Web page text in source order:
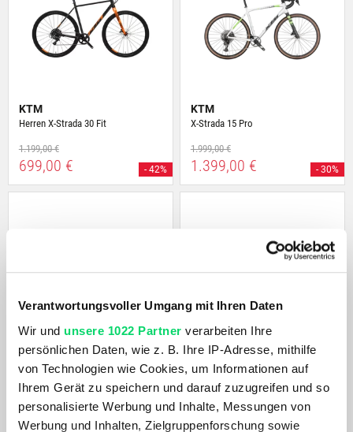
Verantwortungsvoller Umgang mit Ihren Daten
Wir und unsere 1022 Partner verarbeiten Ihre
persönlichen Daten, wie z. B. Ihre IP-Adresse, mithilfe
von Technologien wie Cookies, um Informationen auf
Ihrem Gerät zu speichern und darauf zuzugreifen und so
personalisierte Werbung und Inhalte, Messungen von
Werbung und Inhalten, Zielgruppenforschung sowie
KTM
Herren X-Strada 30 Fit
1.199,00 €
699,00 € - 42%
KTM
X-Strada 15 Pro
1.999,00 €
1.399,00 € - 30%
Scott
Speedster Gravel Team
1.799,00 €
Scott
Addict Gravel 20
3.899,00 €